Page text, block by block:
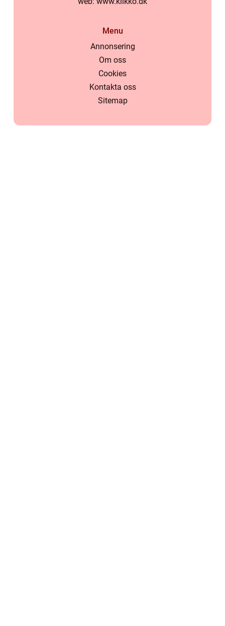
Menu
Annonsering
Om oss
Cookies
Kontakta oss
Sitemap